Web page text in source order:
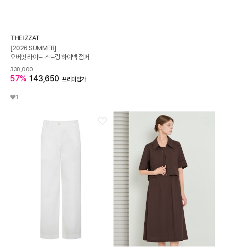
THE IZZAT
[2026 SUMMER]
오버핏 라이트 스트링 하이넥 점퍼
338,000
57% 143,650 프리미엄가
1